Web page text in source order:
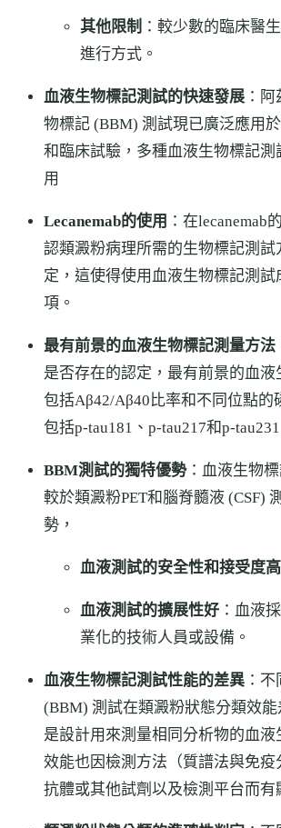
其他限制 ：較少數的臨床醫
進行方式。
血液生物標記測試的快速發展 ：
物標記 (BBM) 測試現已廣泛應用
和臨床試驗，多種血液生物標記
用
Lecanemab的使用 ：在lecanemab
認類澱粉病理所需的生物標記測試
定，這使得使用血液生物標記測
項。
最有前景的血液生物標記測量方法
是否存在的認定，最有前景的血液
包括Aβ42/Aβ40比率和不同位點的
包括p-tau181、p-tau217和p-tau231
BBM測試的獨特優勢：血液生物
較於類澱粉PET和腦脊髓液 (CSF)
勢，
血液測試的安全性和接受度高
血液測試的擴展性好 ：血液
業化的技術人員或設備。
血液生物標記測試性能的差異 ：
(BBM) 測試在類澱粉狀態分類效
是設計用來測量相同分析物的血液
效能也因檢測方法（質譜法與免疫
抗體或其他試劑以及檢測平台而有